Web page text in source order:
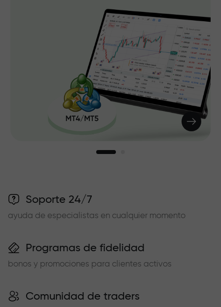
Soporte 24/7
ayuda de especialistas en cualquier momento
Programas de fidelidad
bonos y promociones para clientes activos
Comunidad de traders